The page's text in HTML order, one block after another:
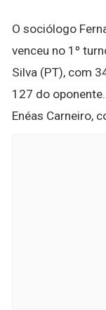
O sociólogo
venceu no 1º
Silva (PT), com
127 do
Enéas Carneiro,